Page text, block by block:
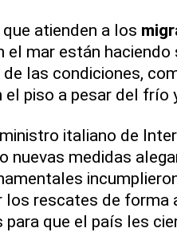
que atienden a los
el mar están
las condiciones,
el piso a pesar del frío
italiano de
nuevas medidas
los rescates de forma
para que el país les